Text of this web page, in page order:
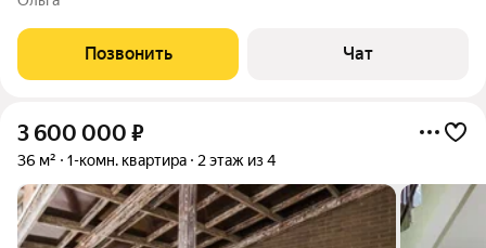
площадь: 30,3 кв.
Позвонить Чат
3 600 000 ₽
36 м² 1-комн. квартира 2 этаж из 4